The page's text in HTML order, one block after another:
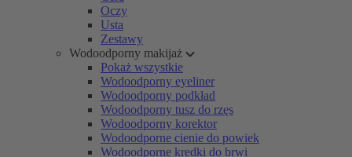
Oczy
Usta
Zestawy
Wodoodporny makijaż
Pokaż wszystkie
Wodoodporny eyeliner
Wodoodporny podkład
Wodoodporny tusz do rzęs
Wodoodporny korektor
Wodoodporne cienie do powiek
Wodoodporne kredki do brwi